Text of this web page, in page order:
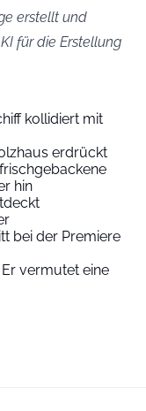
erstellt und
für die Erstellung
kollidiert mit
erdrückt
hin
bei der Premiere
vermutet eine